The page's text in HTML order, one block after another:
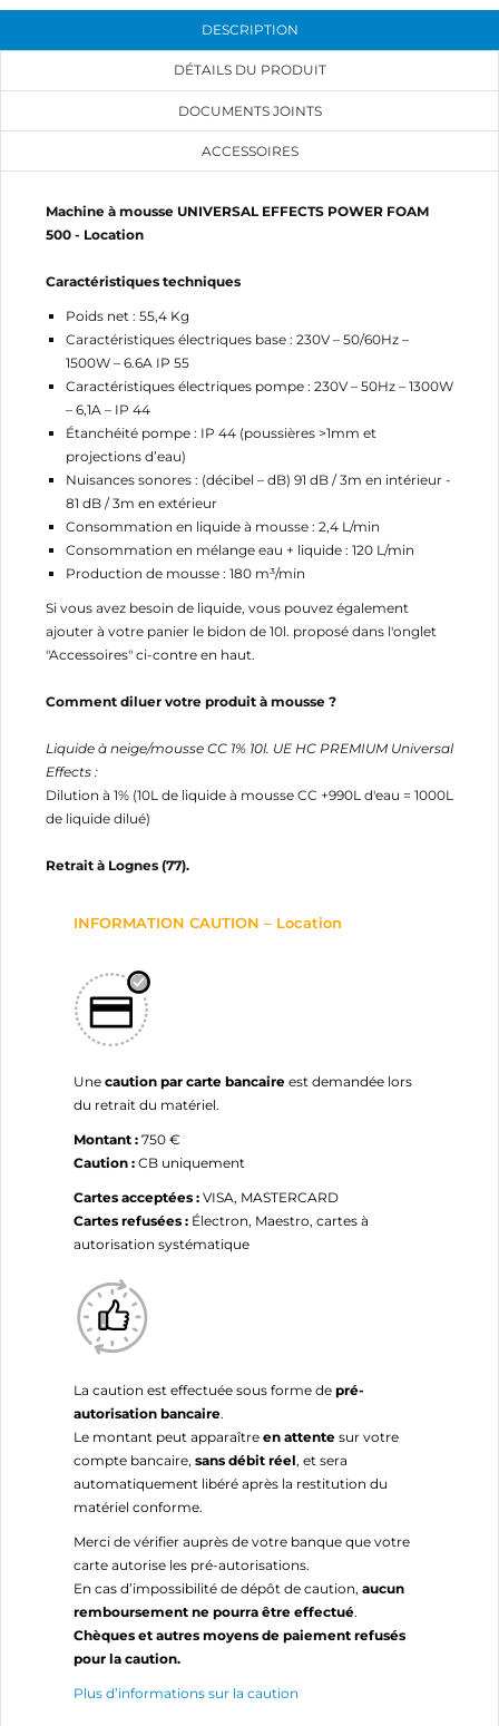
DESCRIPTION
DÉTAILS DU PRODUIT
DOCUMENTS JOINTS
ACCESSOIRES
Machine à mousse UNIVERSAL EFFECTS POWER FOAM
500 - Location
Caractéristiques techniques
Poids net : 55,4 Kg
Caractéristiques électriques base : 230V – 50/60Hz –
1500W – 6.6A IP 55
Caractéristiques électriques pompe : 230V – 50Hz – 1300W
– 6,1A – IP 44
Étanchéité pompe : IP 44 (poussières >1mm et
projections d’eau)
Nuisances sonores : (décibel – dB) 91 dB / 3m en intérieur -
81 dB / 3m en extérieur
Consommation en liquide à mousse : 2,4 L/min
Consommation en mélange eau + liquide : 120 L/min
Production de mousse : 180 m³/min
Si vous avez besoin de liquide, vous pouvez également
ajouter à votre panier le bidon de 10l. proposé dans l'onglet
"Accessoires" ci-contre en haut.
Comment diluer votre produit à mousse ?
Liquide à neige/mousse CC 1% 10l. UE HC PREMIUM Universal
Effects :
Dilution à 1% (10L de liquide à mousse CC +990L d'eau = 1000L
de liquide dilué)
Retrait à Lognes (77).
INFORMATION CAUTION – Location
Une caution par carte bancaire est demandée lors
du retrait du matériel.
Montant : 750 €
Caution : CB uniquement
Cartes acceptées : VISA, MASTERCARD
Cartes refusées : Électron, Maestro, cartes à
autorisation systématique
La caution est effectuée sous forme de pré-
autorisation bancaire.
Le montant peut apparaître en attente sur votre
compte bancaire, sans débit réel, et sera
automatiquement libéré après la restitution du
matériel conforme.
Merci de vérifier auprès de votre banque que votre
carte autorise les pré-autorisations.
En cas d’impossibilité de dépôt de caution, aucun
remboursement ne pourra être effectué.
Chèques et autres moyens de paiement refusés
pour la caution.
Plus d’informations sur la caution
MES LISTES
CRÉER UNE LISTE D'ENVIES
Annuler
à votre liste d'envies.
Annuler